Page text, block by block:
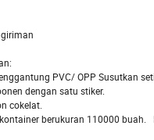
PVC/ OPP Susutkan
dengan satu stiker.
cokelat.
berukuran 110000